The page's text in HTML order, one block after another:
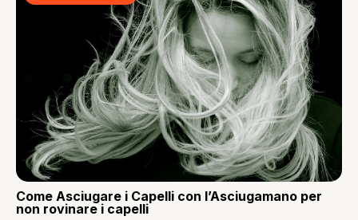
Come Asciugare i Capelli con l’Asciugamano per
non rovinare i capelli